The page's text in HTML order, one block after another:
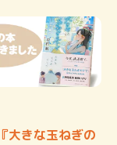
大きな玉ねぎの